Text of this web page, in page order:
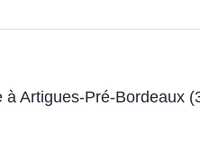
à Artigues-Pré-Bordeaux